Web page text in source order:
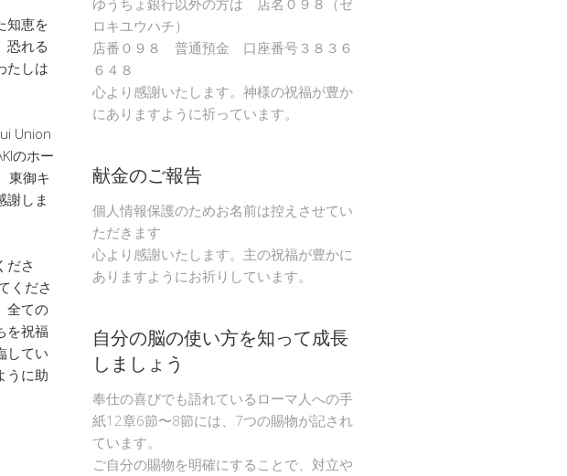
知恵を
恐れる
たしは
Union
のホー
東御キ
謝しま
ださ
くださ
全ての
を祝福
してい
うに助
ゆうちょ銀行以外の方は 店名０９８（ゼ
ロキユウハチ）
店番０９８ 普通預金 口座番号３８３６
６４８
心より感謝いたします。神様の祝福が豊か
にありますように祈っています。
献金のご報告
個人情報保護のためお名前は控えさせてい
ただきます
心より感謝いたします。主の祝福が豊かに
ありますようにお祈りしています。
自分の脳の使い方を知って成長
しましょう
奉仕の喜びでも語れているローマ人への手
紙12章6節〜8節には、7つの賜物が記され
ています。
ご自分の賜物を明確にすることで、対立や